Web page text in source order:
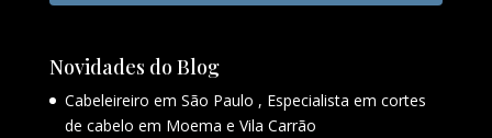
Novidades do Blog
Cabeleireiro em São Paulo , Especialista em cortes
de cabelo em Moema e Vila Carrão